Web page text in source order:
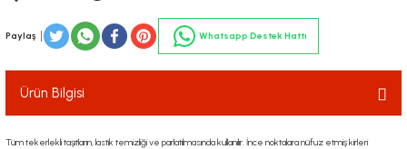
Paylaş Whatsapp Destek Hattı
Ürün Bilgisi
Tüm tekerlekli taşıtların, lastik temizliği ve parlatılmasında kullanılır. İnce noktalara nüfuz etmiş kirleri